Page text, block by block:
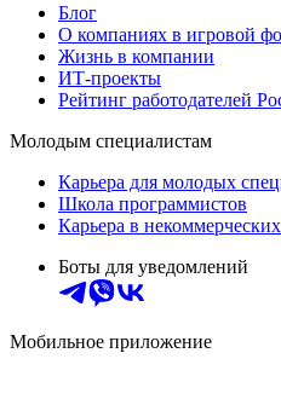
Блог
О компаниях в игровой
Жизнь в компании
ИТ-проекты
Рейтинг работодателей
Молодым специалистам
Карьера для молодых
Школа программистов
Карьера в
Боты для уведомлений
Мобильное приложение